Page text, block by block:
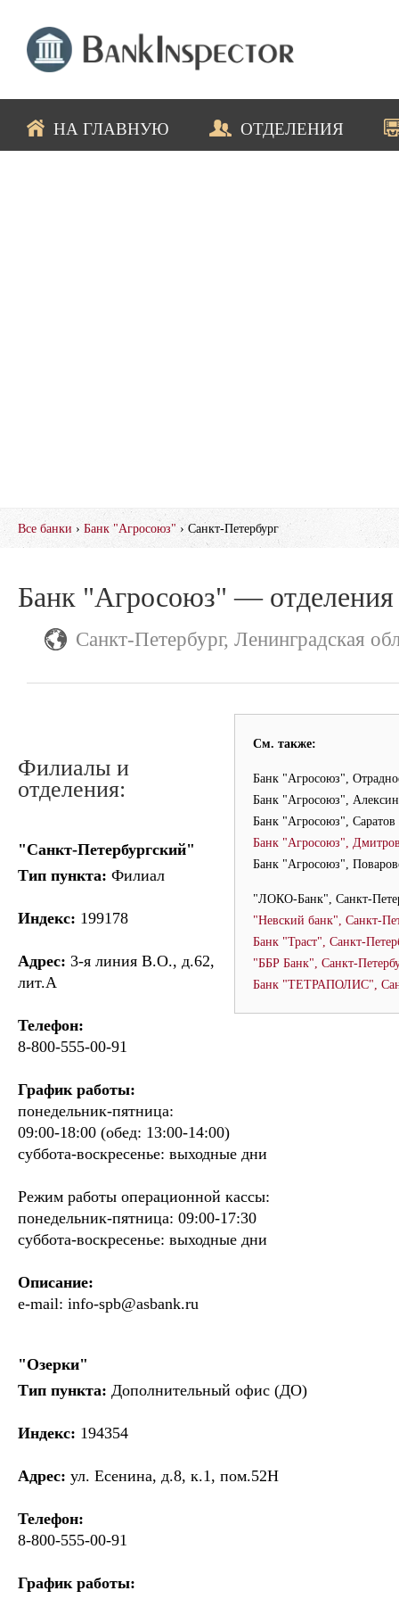
НА ГЛАВНУЮ ОТДЕЛЕНИЯ
Все банки › Банк "Агросоюз" › Санкт-Петербург
Банк "Агросоюз" — отделения
Санкт-Петербург, Ленинградская
См. также:
Банк "Агросоюз",
Банк "Агросоюз", Алексин
Банк "Агросоюз", Саратов
Банк "Агросоюз",
Банк "Агросоюз",
"ЛОКО-Банк", Санкт-
"Невский банк", Санкт-
Банк "Траст", Санкт-
"ББР Банк", Санкт-
Банк "ТЕТРАПОЛИС",
Филиалы и
отделения:
"Санкт-Петербургский"
Тип пункта: Филиал
Индекс: 199178
Адрес: 3-я линия В.О., д.62,
лит.А
Телефон:
8-800-555-00-91
График работы:
понедельник-пятница:
09:00-18:00 (обед: 13:00-14:00)
суббота-воскресенье: выходные дни
Режим работы операционной кассы:
понедельник-пятница: 09:00-17:30
суббота-воскресенье: выходные дни
Описание:
e-mail: info-spb@asbank.ru
"Озерки"
Тип пункта: Дополнительный офис (ДО)
Индекс: 194354
Адрес: ул. Есенина, д.8, к.1, пом.52Н
Телефон:
8-800-555-00-91
График работы: